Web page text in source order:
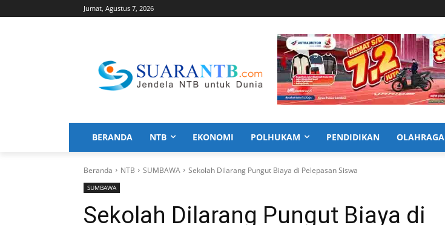
Jumat, Agustus 7, 2026
BERANDA NTB EKONOMI POLHUKAM PENDIDIKAN OLAHRAGA
Beranda NTB SUMBAWA Sekolah Dilarang Pungut Biaya di Pelepasan Siswa
SUMBAWA
Sekolah Dilarang Pungut Biaya di